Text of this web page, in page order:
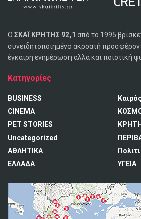
Ο ΣΚΑΪ ΚΡΗΤΗΣ 92,1 από το 1995
συνειδητοποιημένο ακροατή
έγκαιρη ενημέρωση αλλά και ποιοτική
Κατηγορίες
BUSINESS
CINEMA
PET STORIES
Uncategorized
ΑΘΛΗΤΙΚΑ
ΕΛΛΑΔΑ
ΚΡΗΤΗ
ΥΓΕΙΑ